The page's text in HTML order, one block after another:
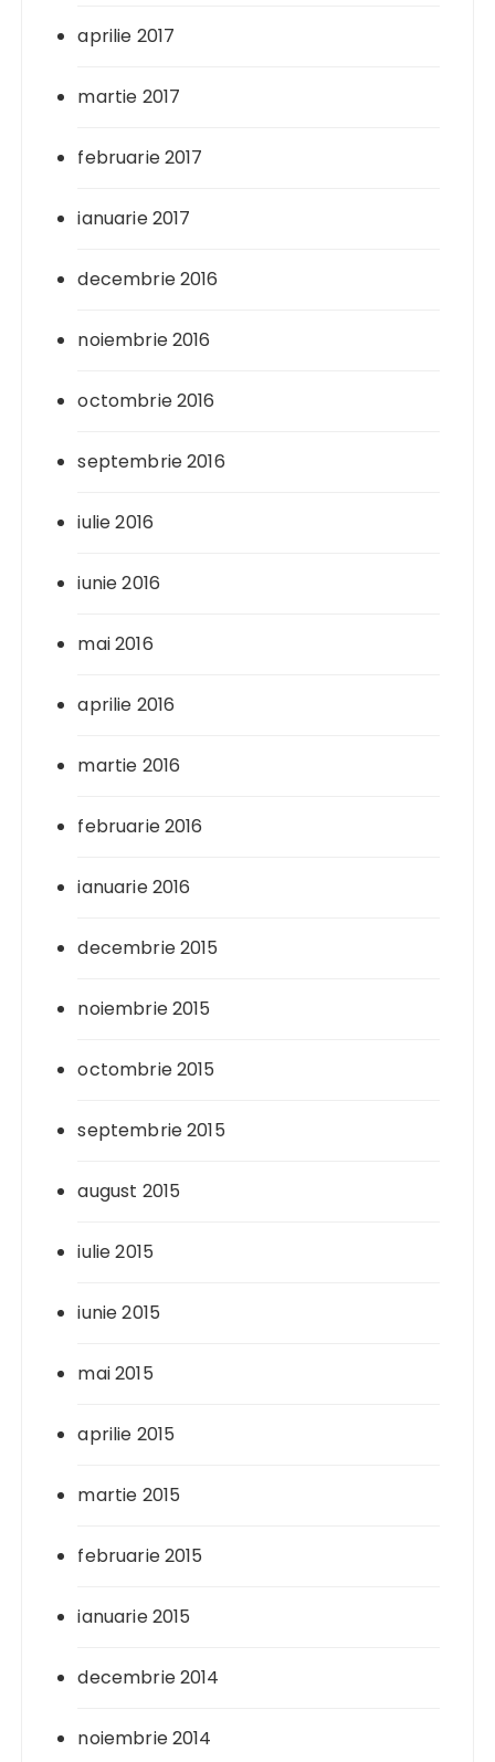
aprilie 2017
martie 2017
februarie 2017
ianuarie 2017
decembrie 2016
noiembrie 2016
octombrie 2016
septembrie 2016
iulie 2016
iunie 2016
mai 2016
aprilie 2016
martie 2016
februarie 2016
ianuarie 2016
decembrie 2015
noiembrie 2015
octombrie 2015
septembrie 2015
august 2015
iulie 2015
iunie 2015
mai 2015
aprilie 2015
martie 2015
februarie 2015
ianuarie 2015
decembrie 2014
noiembrie 2014